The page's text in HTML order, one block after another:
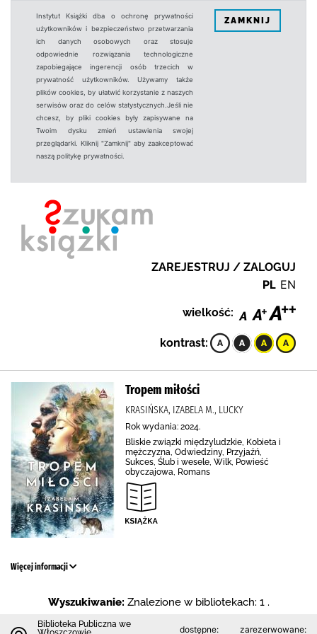
Instytut Książki dba o ochronę prywatności
użytkowników i bezpieczeństwo przetwarzania
ich danych osobowych oraz stosuje
odpowiednie rozwiązania technologiczne
zapobiegające ingerencji osób trzecich w
prywatność użytkowników. Używamy także
plików cookies, by ułatwić korzystanie z naszych
serwisów oraz do celów statystycznych.Jeśli nie
chcesz, by pliki cookies były zapisywane na
Twoim dysku zmień ustawienia swojej
przeglądarki. Kliknij "Zamknij" aby zaakceptować
naszą politykę prywatności.
ZAMKNIJ
ZAREJESTRUJ / ZALOGUJ
PL EN
wielkość:
kontrast:
Tropem miłości
KRASIŃSKA, IZABELA M., LUCKY
Rok wydania: 2024.
Bliskie związki międzyludzkie, Kobieta i
mężczyzna, Odwiedziny, Przyjaźń,
Sukces, Ślub i wesele, Wilk, Powieść
obyczajowa, Romans
Więcej informacji
Wyszukiwanie: Znalezione w bibliotekach: 1 .
Biblioteka Publiczna we
dostępne: zarezerwowane: